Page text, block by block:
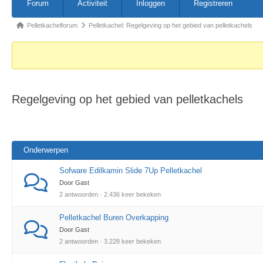
Forum Activiteit Inloggen Registreren
Pelletkachelforum Pelletkachel: Regelgeving op het gebied van pelletkachels
Regelgeving op het gebied van pelletkachels
Onderwerpen
Sofware Edilkamin Slide 7Up Pelletkachel
Door Gast
2 antwoorden · 2.436 keer bekeken
Pelletkachel Buren Overkapping
Door Gast
2 antwoorden · 3.228 keer bekeken